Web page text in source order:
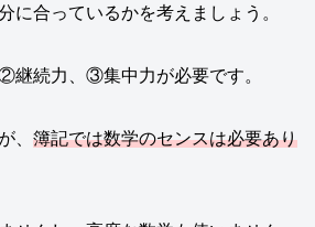
に合っているかを考えましょう。
続力、③集中力が必要です。
、 簿記では数学のセンスは必要あり